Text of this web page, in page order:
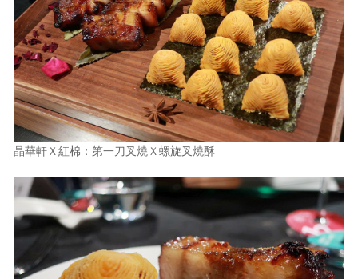
晶華軒Ｘ紅棉：第一刀叉燒Ｘ螺旋叉燒酥